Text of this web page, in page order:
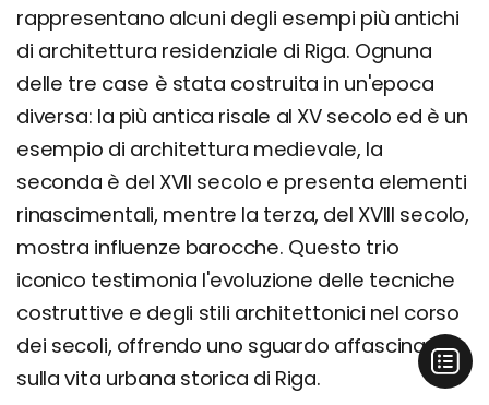
rappresentano alcuni degli esempi più antichi
di architettura residenziale di Riga. Ognuna
delle tre case è stata costruita in un'epoca
diversa: la più antica risale al XV secolo ed è un
esempio di architettura medievale, la
seconda è del XVII secolo e presenta elementi
rinascimentali, mentre la terza, del XVIII secolo,
mostra influenze barocche. Questo trio
iconico testimonia l'evoluzione delle tecniche
costruttive e degli stili architettonici nel corso
dei secoli, offrendo uno sguardo affascinante
sulla vita urbana storica di Riga.